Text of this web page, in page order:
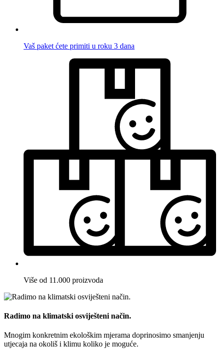
Vaš paket ćete primiti u roku 3 dana
Više od 11.000 proizvoda
Radimo na klimatski osviješteni način.
Mnogim konkretnim ekološkim mjerama doprinosimo smanjenju
utjecaja na okoliš i klimu koliko je moguće.